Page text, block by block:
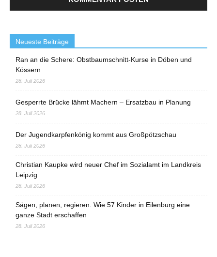
Neueste Beiträge
Ran an die Schere: Obstbaumschnitt-Kurse in Döben und
Kössern
28. Juli 2026
Gesperrte Brücke lähmt Machern – Ersatzbau in Planung
28. Juli 2026
Der Jugendkarpfenkönig kommt aus Großpötzschau
28. Juli 2026
Christian Kaupke wird neuer Chef im Sozialamt im Landkreis
Leipzig
28. Juli 2026
Sägen, planen, regieren: Wie 57 Kinder in Eilenburg eine
ganze Stadt erschaffen
28. Juli 2026